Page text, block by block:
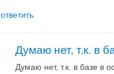
ответить
Думаю нет, т.к. в
Думаю нет, т.к. в базе в